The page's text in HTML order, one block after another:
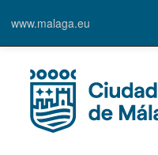
www.malaga.eu